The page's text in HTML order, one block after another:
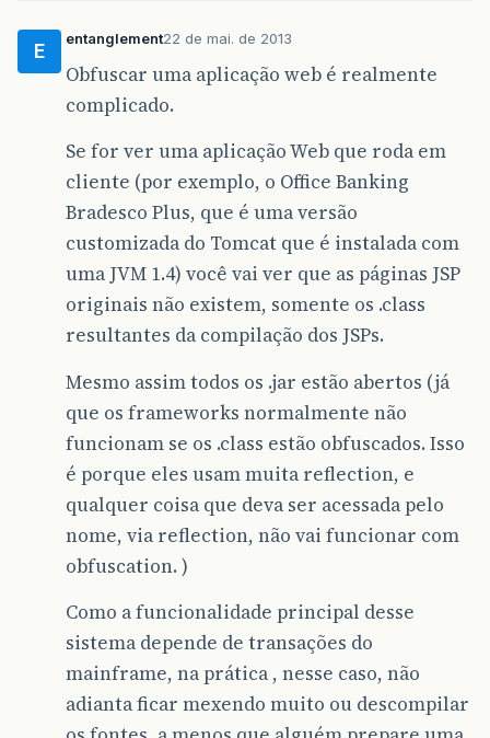
E
entanglement22 de mai. de 2013
Obfuscar uma aplicação web é realmente
complicado.
Se for ver uma aplicação Web que roda em
cliente (por exemplo, o Office Banking
Bradesco Plus, que é uma versão
customizada do Tomcat que é instalada com
uma JVM 1.4) você vai ver que as páginas JSP
originais não existem, somente os .class
resultantes da compilação dos JSPs.
Mesmo assim todos os .jar estão abertos (já
que os frameworks normalmente não
funcionam se os .class estão obfuscados. Isso
é porque eles usam muita reflection, e
qualquer coisa que deva ser acessada pelo
nome, via reflection, não vai funcionar com
obfuscation. )
Como a funcionalidade principal desse
sistema depende de transações do
mainframe, na prática , nesse caso, não
adianta ficar mexendo muito ou descompilar